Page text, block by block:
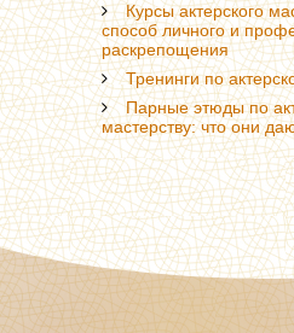
Курсы актерского
способ личного и
раскрепощения
Тренинги по
Парные этюды по
мастерству: что они